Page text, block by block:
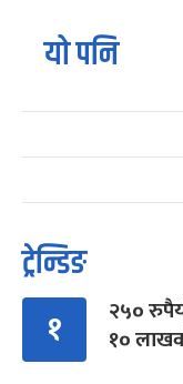
यो पनि
ट्रेन्डिङ
१
२५०
१०